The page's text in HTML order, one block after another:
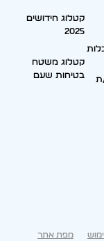
ת
קטלוג חידושים
2025
קטלוג משטח
בטיחות שעם
מפת אתר